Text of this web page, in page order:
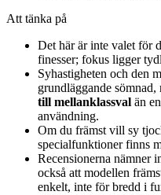
Att tänka på
Det här är inte valet för
finesser; fokus ligger
Syhastigheten och den
grundläggande
till mellanklassval än
användning.
Om du främst vill sy
specialfunktioner finns
Recensionerna nämner
också att modellen
enkelt, inte för bredd i